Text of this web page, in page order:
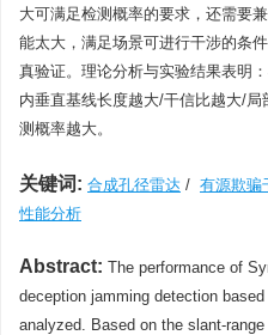
大可满足检测概率的要求，还需要
能太大，满足场景可进行干涉的条
真验证。理论分析与实验结果表明
内垂直基线长度越大/干信比越大/
测概率越大。
关键词: 合成孔径雷达 / 有源欺骗
性能分析
Abstract: The performance of
deception jamming detection
analyzed. Based on the slant-